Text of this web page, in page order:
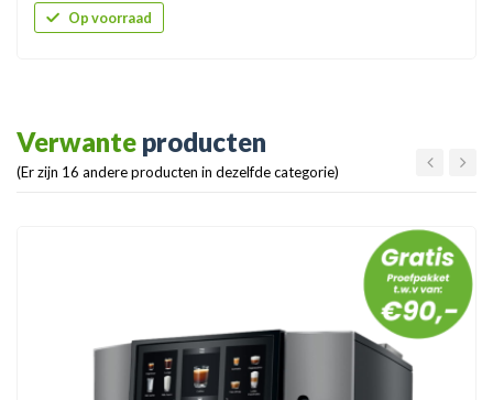
Op voorraad
Verwante producten
(Er zijn 16 andere producten in dezelfde categorie)